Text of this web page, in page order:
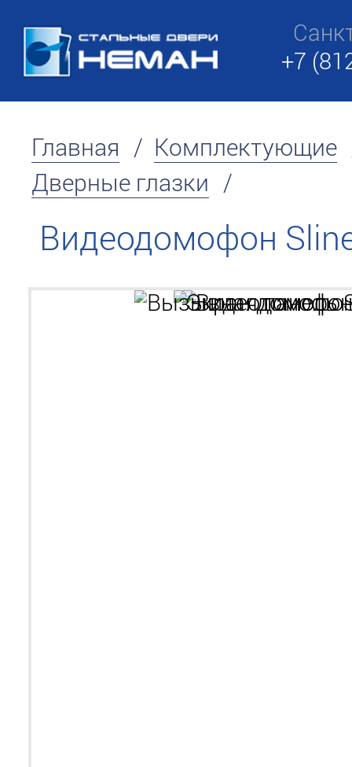
+7
Главная / Комплектующие
Дверные глазки /
Видеодомофон